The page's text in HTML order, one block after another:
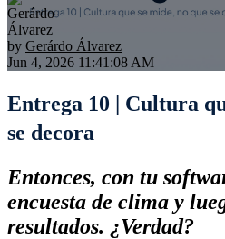
by Gerárdo Álvarez
Jun 4, 2026 11:41:08 AM
Entrega 10 | Cultura
se decora
Entonces, con tu
encuesta de clima y
resultados. ¿Verdad?